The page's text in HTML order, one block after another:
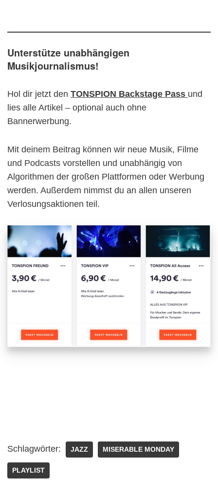
Unterstütze unabhängigen
Musikjournalismus!
Hol dir jetzt den TONSPION Backstage Pass und
lies alle Artikel – optional auch ohne
Bannerwerbung.
Mit deinem Beitrag können wir neue Musik, Filme
und Podcasts vorstellen und unabhängig von
Algorithmen der großen Plattformen oder Werbung
werden. Außerdem nimmst du an allen unseren
Verlosungsaktionen teil.
Schlagwörter: JAZZ MISERABLE MONDAY
PLAYLIST